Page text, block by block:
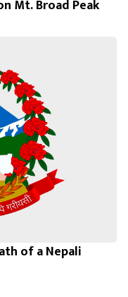
Mt. Broad Peak
of a Nepali